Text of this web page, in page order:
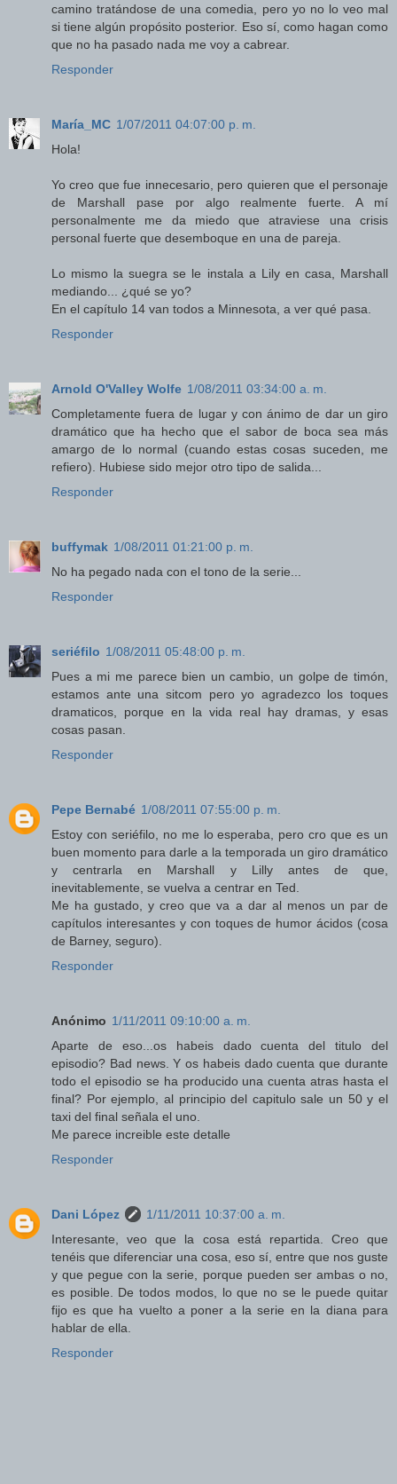
camino tratándose de una comedia, pero yo no lo veo mal
si tiene algún propósito posterior. Eso sí, como hagan como
que no ha pasado nada me voy a cabrear.
Responder
María_MC 1/07/2011 04:07:00 p. m.
Hola!
Yo creo que fue innecesario, pero quieren que el personaje
de Marshall pase por algo realmente fuerte. A mí
personalmente me da miedo que atraviese una crisis
personal fuerte que desemboque en una de pareja.
Lo mismo la suegra se le instala a Lily en casa, Marshall
mediando... ¿qué se yo?
En el capítulo 14 van todos a Minnesota, a ver qué pasa.
Responder
Arnold O'Valley Wolfe 1/08/2011 03:34:00 a. m.
Completamente fuera de lugar y con ánimo de dar un giro
dramático que ha hecho que el sabor de boca sea más
amargo de lo normal (cuando estas cosas suceden, me
refiero). Hubiese sido mejor otro tipo de salida...
Responder
buffymak 1/08/2011 01:21:00 p. m.
No ha pegado nada con el tono de la serie...
Responder
seriéfilo 1/08/2011 05:48:00 p. m.
Pues a mi me parece bien un cambio, un golpe de timón,
estamos ante una sitcom pero yo agradezco los toques
dramaticos, porque en la vida real hay dramas, y esas
cosas pasan.
Responder
Pepe Bernabé 1/08/2011 07:55:00 p. m.
Estoy con seriéfilo, no me lo esperaba, pero cro que es un
buen momento para darle a la temporada un giro dramático
y centrarla en Marshall y Lilly antes de que,
inevitablemente, se vuelva a centrar en Ted.
Me ha gustado, y creo que va a dar al menos un par de
capítulos interesantes y con toques de humor ácidos (cosa
de Barney, seguro).
Responder
Anónimo 1/11/2011 09:10:00 a. m.
Aparte de eso...os habeis dado cuenta del titulo del
episodio? Bad news. Y os habeis dado cuenta que durante
todo el episodio se ha producido una cuenta atras hasta el
final? Por ejemplo, al principio del capitulo sale un 50 y el
taxi del final señala el uno.
Me parece increible este detalle
Responder
Dani López
1/11/2011 10:37:00 a. m.
Interesante, veo que la cosa está repartida. Creo que
tenéis que diferenciar una cosa, eso sí, entre que nos guste
y que pegue con la serie, porque pueden ser ambas o no,
es posible. De todos modos, lo que no se le puede quitar
fijo es que ha vuelto a poner a la serie en la diana para
hablar de ella.
Responder